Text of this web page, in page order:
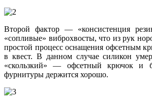
Второй фактор — «консистенция
«сопливые» виброхвосты, что из рук
простой процесс оснащения офсетным
в квест. В данном случае силикон
«скользкий» — офсетный крючок и
фурнитуры держится хорошо.